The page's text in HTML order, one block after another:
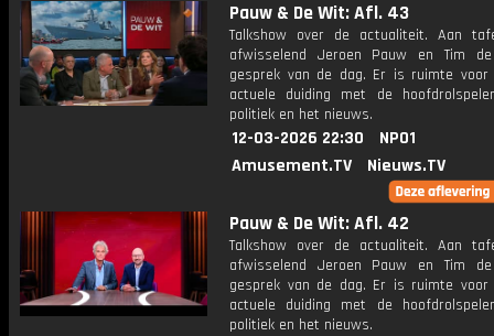
Pauw & De Wit: Afl. 43
Talkshow over de actualiteit. Aan
afwisselend Jeroen Pauw en Tim
gesprek van de dag. Er is ruimte
actuele duiding met de
politiek en het nieuws.
12-03-2026 22:30
NPO1
Amusement.TV
Nieuws.TV
Pauw & De Wit: Afl. 42
Talkshow over de actualiteit. Aan
afwisselend Jeroen Pauw en Tim
gesprek van de dag. Er is ruimte
actuele duiding met de
politiek en het nieuws.